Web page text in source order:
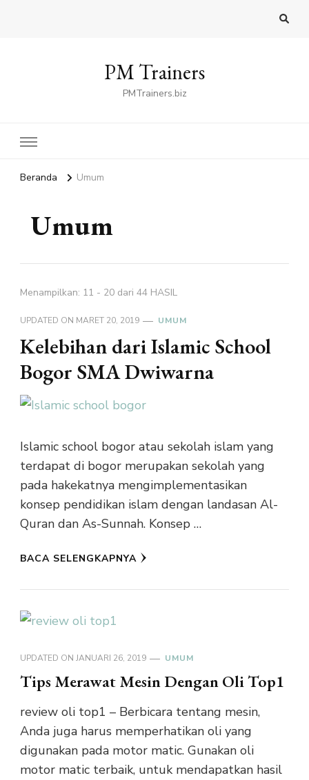
PM Trainers
PMTrainers.biz
Beranda Umum
Umum
Menampilkan: 11 - 20 dari 44 HASIL
UPDATED ON MARET 20, 2019 UMUM
Kelebihan dari Islamic School
Bogor SMA Dwiwarna
Islamic school bogor atau sekolah islam yang
terdapat di bogor merupakan sekolah yang
pada hakekatnya mengimplementasikan
konsep pendidikan islam dengan landasan Al-
Quran dan As-Sunnah. Konsep …
BACA SELENGKAPNYA
UPDATED ON JANUARI 26, 2019 UMUM
Tips Merawat Mesin Dengan Oli Top1
review oli top1 – Berbicara tentang mesin,
Anda juga harus memperhatikan oli yang
digunakan pada motor matic. Gunakan oli
motor matic terbaik, untuk mendapatkan hasil